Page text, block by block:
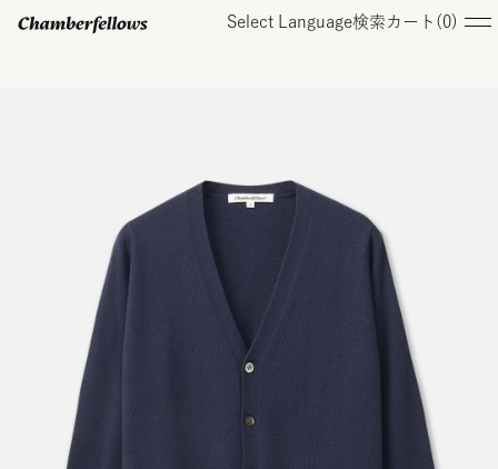
Select Language検索 カート( 0)
オンラインストア
コレクション
お知らせ